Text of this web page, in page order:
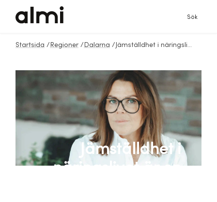
Sök
Startsida / Regioner / Dalarna / Jämställdhet i näringslivet är en tillväxtfråga
Jämställdhet i
näringslivet är en